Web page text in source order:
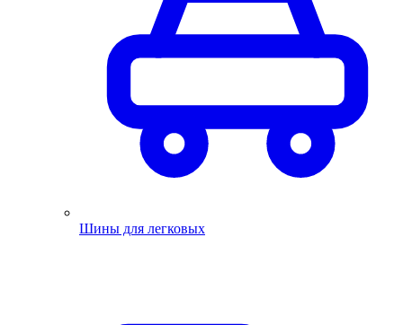
Шины для легковых